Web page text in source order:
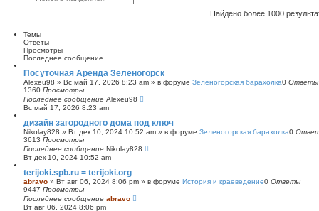
р
е
н
н
ы
й
п
о
и
к
Найдено более 1000
Темы
Ответы
Просмотры
Последнее сообщение
Посуточная Аренда Зеленогорск
Alexeu98 » Вс май 17, 2026 8:23 am » в форуме Зеленогорская барахолка0 Ответы
1360 Просмотры
Последнее сообщение Alexeu98
Вс май 17, 2026 8:23 am
дизайн загородного дома под ключ
Nikolay828 » Вт дек 10, 2024 10:52 am » в форуме Зеленогорская барахолка0
3613 Просмотры
Последнее сообщение Nikolay828
Вт дек 10, 2024 10:52 am
terijoki.spb.ru = terijoki.org
abravo » Вт авг 06, 2024 8:06 pm » в форуме История и краеведение0 Ответы
9447 Просмотры
Последнее сообщение abravo
Вт авг 06, 2024 8:06 pm